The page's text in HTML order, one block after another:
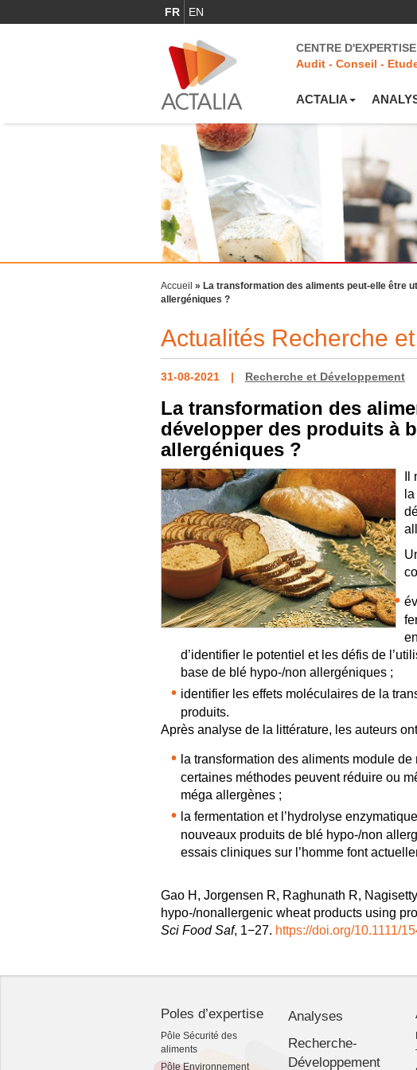
FR EN
CENTRE
Audit - Conseil -
ACTALIA
Accueil » La transformation des aliments peut-elle être
allergéniques ?
Actualités Recherche
31-08-2021 Recherche et Développement
La transformation des
développer des produits à
allergéniques ?
d’identifier le potentiel et les défis de
base de blé hypo-/non allergéniques ;
identifier les effets moléculaires de la
produits.
Après analyse de la littérature, les auteurs
la transformation des aliments module
certaines méthodes peuvent réduire ou
méga allergènes ;
la fermentation et l’hydrolyse
nouveaux produits de blé hypo-/non
essais cliniques sur l’homme font
Gao H , Jorgensen R, Raghunath R,
hypo-/nonallergenic wheat products using
Sci Food Saf, 1−27. https://doi.org/10.1111/
Poles d’expertise
Pôle Sécurité des
aliments
Pôle Environnement
Analyses
Recherche-
Développement